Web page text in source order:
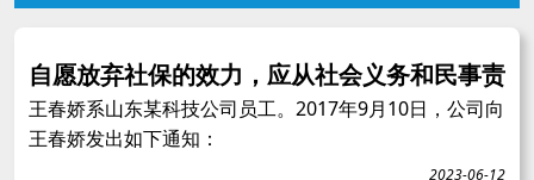
自愿放弃社保的效力，应从社会义务和民事责
王春娇系山东某科技公司员工。2017年9月10日，公司向
王春娇发出如下通知：
2023-06-12